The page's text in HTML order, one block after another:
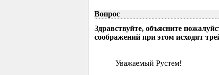
Вопрос
Здравствуйте, объясните
соображений при этом исходят
Уважаемый Рустем!